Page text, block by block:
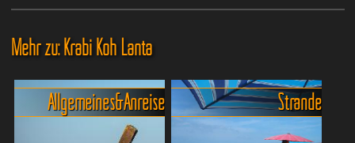
Mehr zu: Krabi Koh Lanta
Allgemeines & Anreise Strände